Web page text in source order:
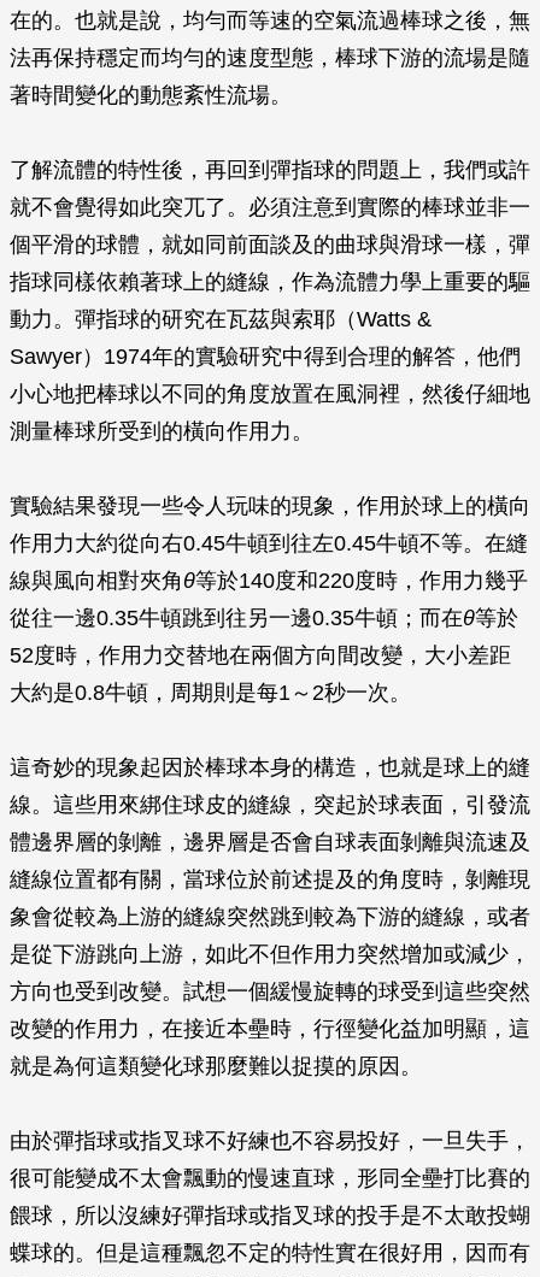
在的。也就是說，均勻而等速的空氣流過棒球之後，無
法再保持穩定而均勻的速度型態，棒球下游的流場是隨
著時間變化的動態紊性流場。
了解流體的特性後，再回到彈指球的問題上，我們或許
就不會覺得如此突兀了。必須注意到實際的棒球並非一
個平滑的球體，就如同前面談及的曲球與滑球一樣，彈
指球同樣依賴著球上的縫線，作為流體力學上重要的驅
動力。彈指球的研究在瓦茲與索耶（Watts &
Sawyer）1974年的實驗研究中得到合理的解答，他們
小心地把棒球以不同的角度放置在風洞裡，然後仔細地
測量棒球所受到的橫向作用力。
實驗結果發現一些令人玩味的現象，作用於球上的橫向
作用力大約從向右0.45牛頓到往左0.45牛頓不等。在縫
線與風向相對夾角 θ等於140度和220度時，作用力幾乎
從往一邊0.35牛頓跳到往另一邊0.35牛頓；而在θ等於
52度時，作用力交替地在兩個方向間改變，大小差距
大約是0.8牛頓，周期則是每1～2秒一次。
這奇妙的現象起因於棒球本身的構造，也就是球上的縫
線。這些用來綁住球皮的縫線，突起於球表面，引發流
體邊界層的剝離，邊界層是否會自球表面剝離與流速及
縫線位置都有關，當球位於前述提及的角度時，剝離現
象會從較為上游的縫線突然跳到較為下游的縫線，或者
是從下游跳向上游，如此不但作用力突然增加或減少，
方向也受到改變。試想一個緩慢旋轉的球受到這些突然
改變的作用力，在接近本壘時，行徑變化益加明顯，這
就是為何這類變化球那麼難以捉摸的原因。
由於彈指球或指叉球不好練也不容易投好，一旦失手，
很可能變成不太會飄動的慢速直球，形同全壘打比賽的
餵球，所以沒練好彈指球或指叉球的投手是不太敢投蝴
蝶球的。但是這種飄忽不定的特性實在很好用，因而有